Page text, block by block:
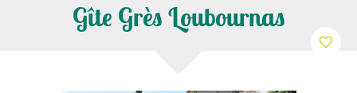
Gîte Grès Loubournas